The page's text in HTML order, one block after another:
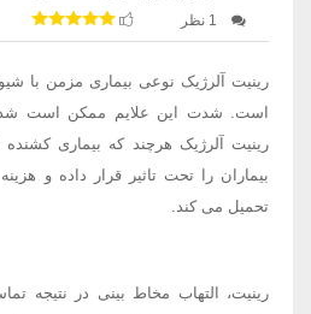
1 نظر
رینیت آلرژیک نوعی بیماری مزمن با
است. شدت این علایم ممکن است
رینیت آلرژیک هرچند که بیماری
بیماران را تحت تاثیر قرار داده و
تحمیل می کند.
رینیت، التهاب مخاط بینی در نتیجه